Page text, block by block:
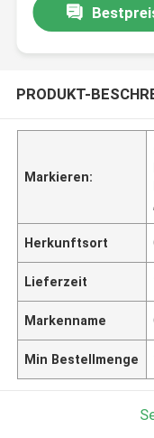
PRODUKT-
Markieren:
,
Herkunftsort
Lieferzeit
Markenname
Min Bestellmenge